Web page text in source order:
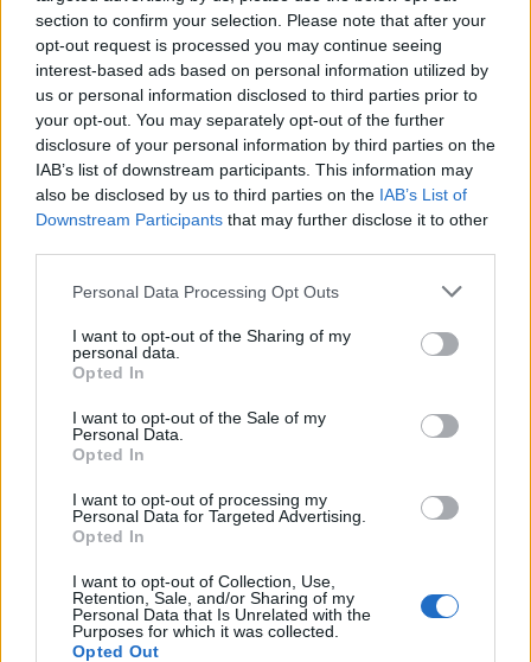
section to confirm your selection. Please note that after your
opt-out request is processed you may continue seeing
interest-based ads based on personal information utilized by
us or personal information disclosed to third parties prior to
your opt-out. You may separately opt-out of the further
disclosure of your personal information by third parties on the
IAB’s list of downstream participants. This information may
also be disclosed by us to third parties on the IAB’s List of
Downstream Participants that may further disclose it to other
Personal Data Processing Opt Outs
I want to opt-out of the Sharing of my
personal data.
Opted In
I want to opt-out of the Sale of my
Personal Data.
Opted In
I want to opt-out of processing my
Personal Data for Targeted Advertising.
Opted In
I want to opt-out of Collection, Use,
Retention, Sale, and/or Sharing of my
Personal Data that Is Unrelated with the
Purposes for which it was collected.
Opted Out
затоа што не сакала да му роди дете ги нарече
„апсолутни лаги“.
Пит подоцна имаше шест деца со Анџелина
Џоли.